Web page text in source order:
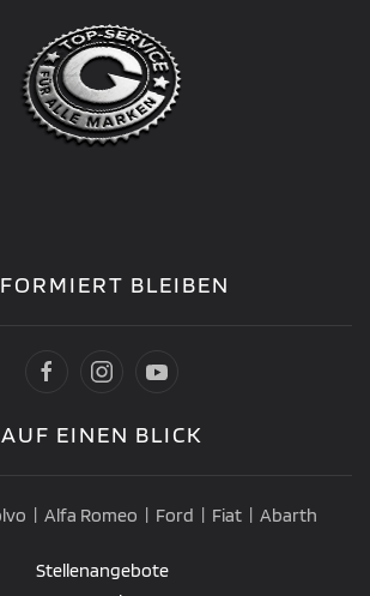
BLEIBEN
AUF EINEN BLICK
| Alfa Romeo | Ford | Fiat | Abarth
Stellenangebote